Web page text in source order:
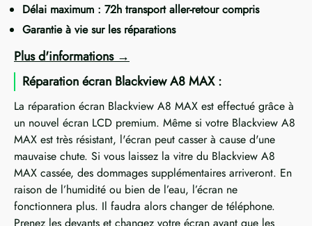
Délai maximum : 72h transport aller-retour compris
Garantie à vie sur les réparations
Plus d'informations
Réparation écran Blackview A8 MAX :
La réparation écran Blackview A8 MAX est effectué grâce à
un nouvel écran LCD premium. Même si votre Blackview A8
MAX est très résistant, l'écran peut casser à cause d'une
mauvaise chute. Si vous laissez la vitre du Blackview A8
MAX cassée, des dommages supplémentaires arriveront. En
raison de l’humidité ou bien de l’eau, l’écran ne
fonctionnera plus. Il faudra alors changer de téléphone.
Prenez les devants et changez votre écran avant que les